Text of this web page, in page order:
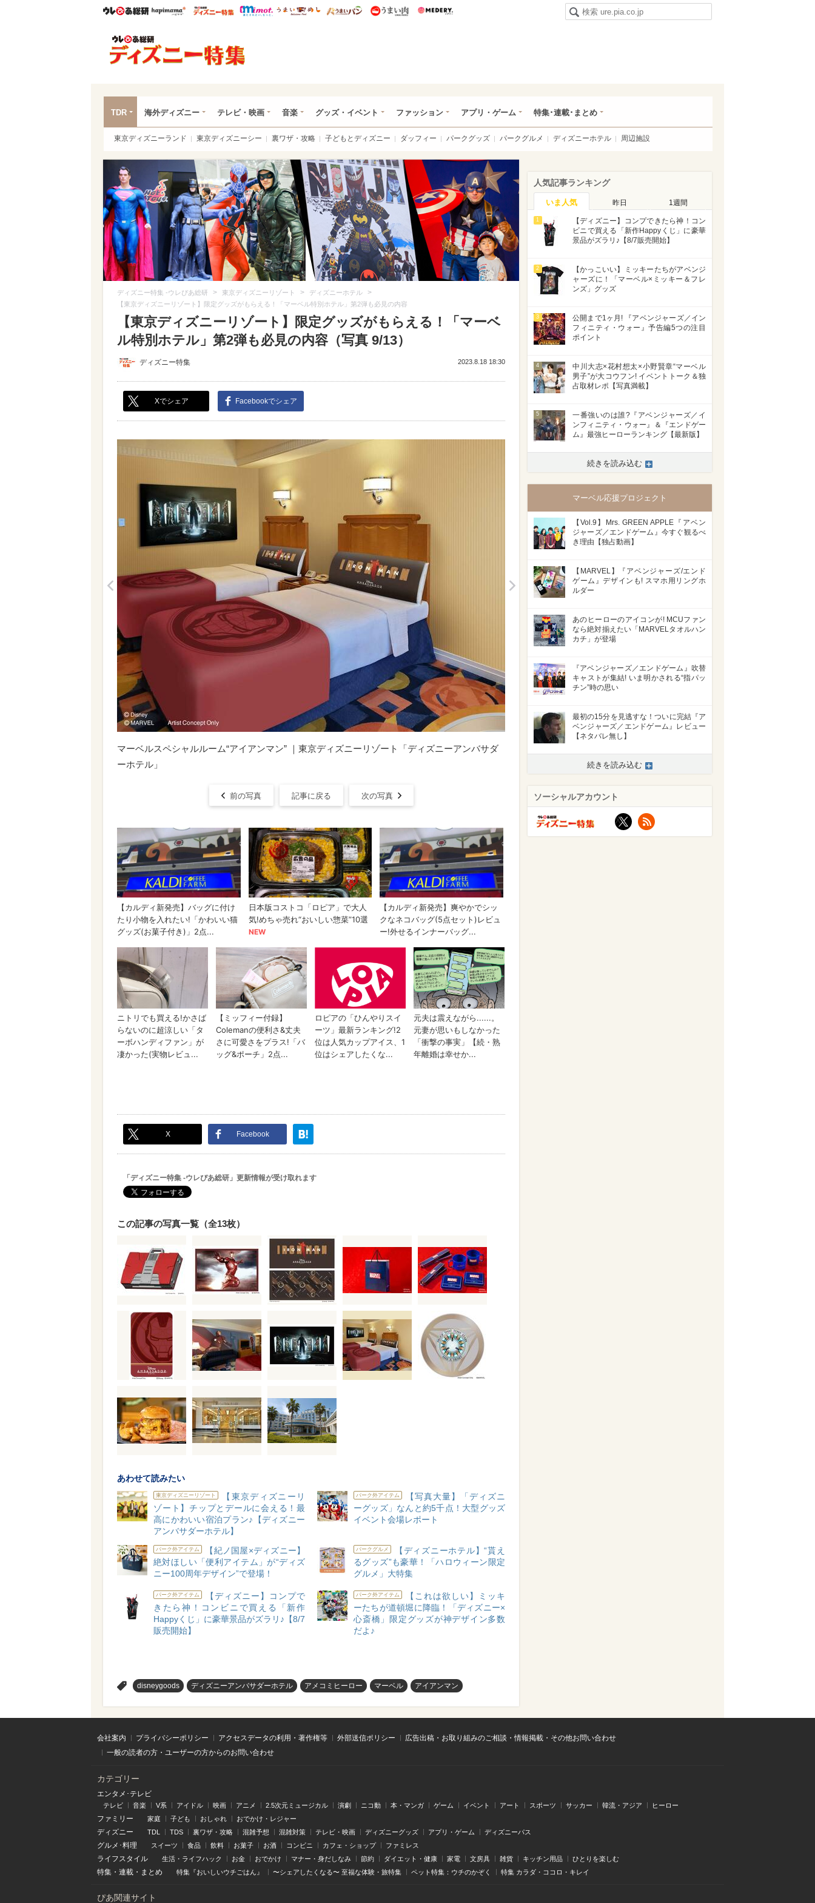
ウレぴあ総研ハピママ* ウレぴあ総研 ディズニー特集
mimot. うまいめし うまいパン うまい肉
TDR 海外ディズニー テレビ・映画 音楽 グッズ・イベント ファッション アプリ・ゲーム 特集･連載･まとめ
東京ディズニーランド 東京ディズニーシー 裏ワザ・攻略 子どもとディズニー ダッフィー パークグッズ パークグルメ ディズニーホテル 周辺施設
ディズニー特集 -ウレぴあ総研 > 東京ディズニーリゾート > ディズニーホテル >
【東京ディズニーリゾート】限定グッズがもらえる！「マーベル特別ホテル」第2弾も必見の内容
【東京ディズニーリゾート】限定グッズがもらえる！「マーベ
ル特別ホテル」第2弾も必見の内容（写真 9/13）
ディズニー特集 2023.8.18 18:30
Xでシェア Facebookでシェア
>
マーベルスペシャルルーム“アイアンマン” ｜東京ディズニーリゾート「ディズニーアンバサダ
ーホテル」
前の写真 記事に戻る 次の写真
X Facebook
「ディズニー特集 -ウレぴあ総研」更新情報が受け取れます
この記事の写真一覧（全13枚）
あわせて読みたい
東京ディズニーリゾート
【東京ディズニーリ
ゾート】チップとデールに会える！最
高にかわいい宿泊プラン♪【ディズニー
アンバサダーホテル】
パーク外アイテム
【写真大量】「ディズニ
ーグッズ」なんと約5千点！大型グッズ
イベント会場レポート
パーク外アイテム
【紀ノ国屋×ディズニー】
絶対ほしい「便利アイテム」が“ディズ
ニー100周年デザイン”で登場！
パークグルメ
【ディズニーホテル】“貰え
るグッズ”も豪華！「ハロウィーン限定
グルメ」大特集
パーク外アイテム
【ディズニー】コンプで
きたら神！コンビニで買える「新作
Happyくじ」に豪華景品がズラリ♪【8/7
販売開始】
パーク外アイテム
【これは欲しい】ミッキ
ーたちが道頓堀に降臨！「ディズニー×
心斎橋」限定グッズが神デザイン多数
だよ♪
disneygoods ディズニーアンバサダーホテル アメコミヒーロー マーベル アイアンマン
人気記事ランキング
いま人気 昨日 1週間
1
【ディズニー】コンプできたら神！コン
ビニで買える「新作Happyくじ」に豪華
景品がズラリ♪【8/7販売開始】
2
【かっこいい】ミッキーたちがアベンジ
ャーズに！「マーベル×ミッキー＆フレ
ンズ」グッズ
3
公開まで1ヶ月! 『アベンジャーズ／イン
フィニティ・ウォー』予告編5つの注目
ポイント
4
中川大志×花村想太×小野賢章“マーベル
男子”が大コウフン! イベントトーク＆独
占取材レポ【写真満載】
5
一番強いのは誰?『アベンジャーズ／イ
ンフィニティ・ウォー』＆『エンドゲー
ム』最強ヒーローランキング【最新版】
続きを読み込む
マーベル応援プロジェクト
【Vol.9】Mrs. GREEN APPLE『アベン
ジャーズ／エンドゲーム』今すぐ観るべ
き理由【独占動画】
【MARVEL】『アベンジャーズ/エンド
ゲーム』デザインも! スマホ用リングホ
ルダー
あのヒーローのアイコンが! MCUファン
なら絶対揃えたい「MARVELタオルハン
カチ」が登場
『アベンジャーズ／エンドゲーム』吹替
キャストが集結! いま明かされる“指パッ
チン”時の思い
最初の15分を見逃すな！ついに完結『ア
ベンジャーズ／エンドゲーム』レビュー
【ネタバレ無し】
続きを読み込む
ソーシャルアカウント
X
会社案内 プライバシーポリシー アクセスデータの利用・著作権等 外部送信ポリシー
広告出稿・お取り組みのご相談・情報掲載・その他お問い合わせ
一般の読者の方・ユーザーの方からのお問い合わせ
カテゴリー
エンタメ･テレビ
テレビ 音楽 V系 アイドル 映画 アニメ 2.5次元ミュージカル 演劇 ニコ動 本・マンガ ゲーム イベント アート スポーツ サッカー 韓流・アジア ヒーロー
ファミリー 家庭 子ども おしゃれ おでかけ・レジャー
ディズニー TDL TDS 裏ワザ・攻略 混雑予想 混雑対策 テレビ・映画 ディズニーグッズ アプリ・ゲーム ディズニーパス
グルメ･料理 スイーツ 食品 飲料 お菓子 お酒 コンビニ カフェ・ショップ ファミレス
ライフスタイル 生活・ライフハック お金 おでかけ マナー・身だしなみ 節約 ダイエット・健康 家電 文房具 雑貨 キッチン用品 ひとりを楽しむ
特集 ・ 連載 ・ まとめ 特集『おいしいウチごはん』 〜シェアしたくなる〜 至福な体験・旅特集 ペット特集：ウチのかぞく 特集 カラダ・ココロ・キレイ
ぴあ関連サイト